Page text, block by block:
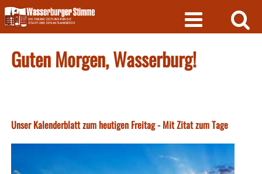
Skip
to
content
Guten Morgen, Wasserburg!
Unser Kalenderblatt zum heutigen Freitag - Mit Zitat zum Tage